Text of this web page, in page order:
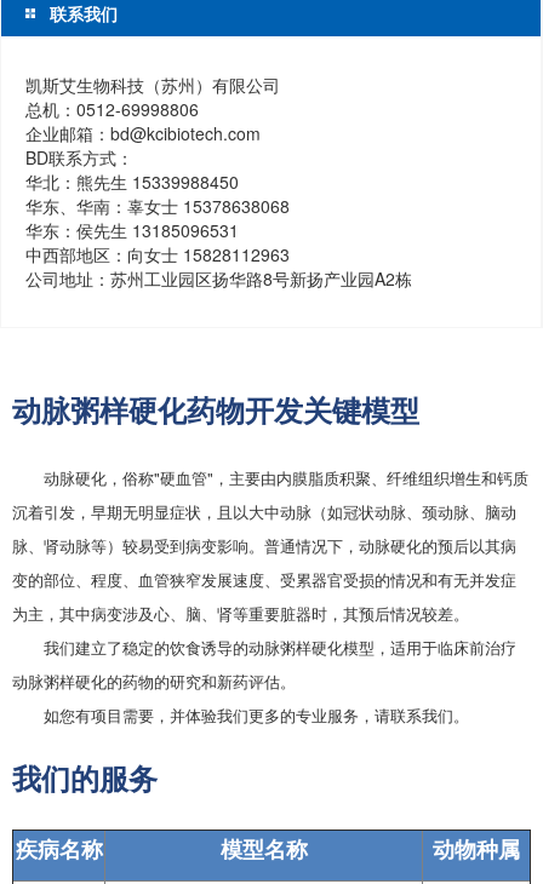
联系我们
凯斯艾生物科技（苏州）有限公司
总机：0512-69998806
企业邮箱：bd@kcibiotech.com
BD联系方式：
华北：熊先生 15339988450
华东、华南：辜女士 15378638068
华东：侯先生 13185096531
中西部地区：向女士 15828112963
公司地址：苏州工业园区扬华路8号新扬产业园A2栋
动脉粥样硬化药物开发关键模型
动脉硬化，俗称"硬血管"，主要由内膜脂质积聚、纤维组织增生和钙质
沉着引发，早期无明显症状，且以大中动脉（如冠状动脉、颈动脉、脑动
脉、肾动脉等）较易受到病变影响。普通情况下，动脉硬化的预后以其病
变的部位、程度、血管狭窄发展速度、受累器官受损的情况和有无并发症
为主，其中病变涉及心、脑、肾等重要脏器时，其预后情况较差。
我们建立了稳定的饮食诱导的动脉粥样硬化模型，适用于临床前治疗
动脉粥样硬化的药物的研究和新药评估。
如您有项目需要，并体验我们更多的专业服务，请联系我们。
我们的服务
疾病名称 模型名称 动物种属